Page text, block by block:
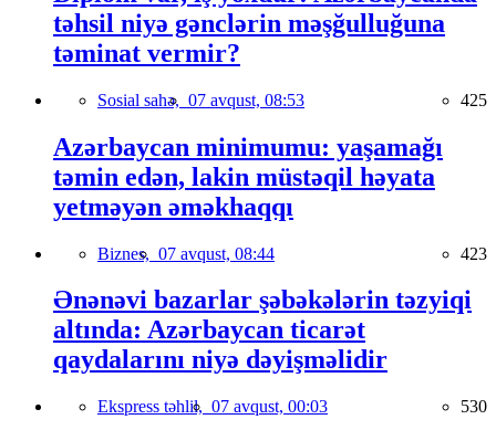
təhsil niyə gənclərin məşğulluğuna
təminat vermir?
Sosial sahə, 07 avqust, 08:53 425
Azərbaycan minimumu: yaşamağı
təmin edən, lakin müstəqil həyata
yetməyən əməkhaqqı
Biznes, 07 avqust, 08:44 423
Ənənəvi bazarlar şəbəkələrin təzyiqi
altında: Azərbaycan ticarət
qaydalarını niyə dəyişməlidir
Ekspress təhlil, 07 avqust, 00:03 530